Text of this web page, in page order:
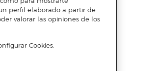
perfil elaborado a partir de
valorar las opiniones de los
Cookies.